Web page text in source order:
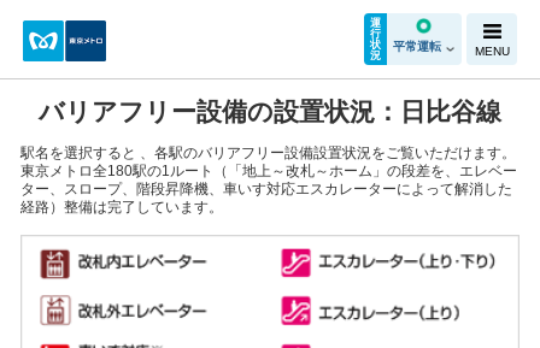
運
行
状
況
平常運転 MENU
バリアフリー設備の設置状況：日比谷線
駅名を選択すると 、各駅のバリアフリー設備設置状況をご覧いただけます。
東京メトロ全180駅の1ルート（「地上～改札～ホーム」の段差を、エレベー
ター、スロープ、階段昇降機、車いす対応エスカレーターによって解消した
経路）整備は完了しています。